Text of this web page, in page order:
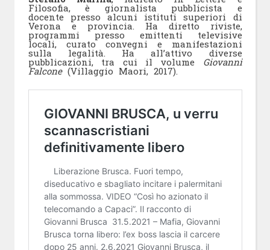
Filosofia, è giornalista pubblicista e
docente presso alcuni istituti superiori di
Verona e provincia. Ha diretto riviste,
programmi presso emittenti televisive
locali, curato convegni e manifestazioni
sulla legalità. Ha all’attivo diverse
pubblicazioni, tra cui il volume Giovanni
Falcone (Villaggio Maori, 2017).